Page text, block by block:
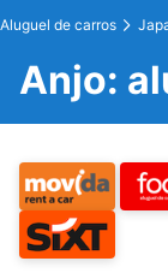
Aluguel de carros
Anjo: